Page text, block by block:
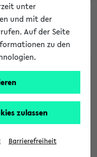
suchen Sie nach
unter
und mit der
Auf der Seite
zu den
zulassen
Barrierefreiheit